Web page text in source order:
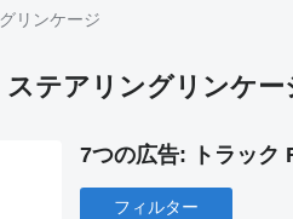
リンケージ
テアリングリンケー
7つの広告: トラッ
フィルター